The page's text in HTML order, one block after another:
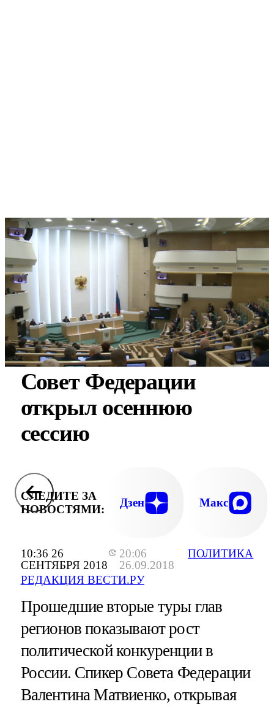
10:36 26
СЕНТЯБРЯ 2018
20:06
26.09.2018
РЕДАКЦИЯ ВЕСТИ.РУ
ПОЛИТИКА
Совет Федерации
открыл осеннюю
сессию
СЛЕДИТЕ ЗА
НОВОСТЯМИ:
Дзен Макс
Прошедшие вторые туры глав
регионов показывают рост
политической конкуренции в
России. Спикер Совета Федерации
Валентина Матвиенко, открывая